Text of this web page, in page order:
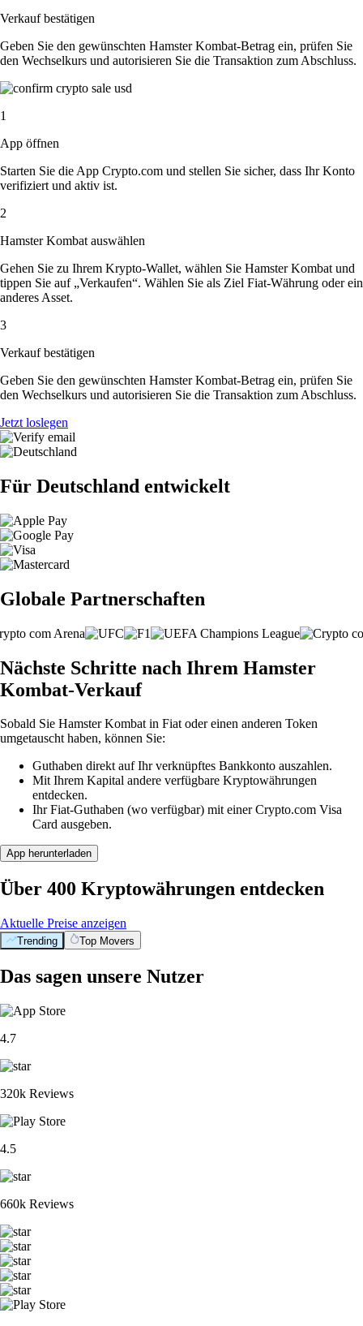
Verkauf bestätigen
Geben Sie den gewünschten Hamster Kombat-Betrag ein, prüfen Sie
den Wechselkurs und autorisieren Sie die Transaktion zum Abschluss.
1
App öffnen
Starten Sie die App Crypto.com und stellen Sie sicher, dass Ihr Konto
verifiziert und aktiv ist.
2
Hamster Kombat auswählen
Gehen Sie zu Ihrem Krypto-Wallet, wählen Sie Hamster Kombat und
tippen Sie auf „Verkaufen“. Wählen Sie als Ziel Fiat-Währung oder ein
anderes Asset.
3
Verkauf bestätigen
Geben Sie den gewünschten Hamster Kombat-Betrag ein, prüfen Sie
den Wechselkurs und autorisieren Sie die Transaktion zum Abschluss.
Jetzt loslegen
Für Deutschland entwickelt
Globale Partnerschaften
Nächste Schritte nach Ihrem Hamster
Kombat-Verkauf
Sobald Sie Hamster Kombat in Fiat oder einen anderen Token
umgetauscht haben, können Sie:
Guthaben direkt auf Ihr verknüpftes Bankkonto auszahlen.
Mit Ihrem Kapital andere verfügbare Kryptowährungen
entdecken.
Ihr Fiat-Guthaben (wo verfügbar) mit einer Crypto.com Visa
Card ausgeben.
App herunterladen
Über 400 Kryptowährungen entdecken
Aktuelle Preise anzeigen
Trending Top Movers
Das sagen unsere Nutzer
4.7
320k Reviews
4.5
660k Reviews